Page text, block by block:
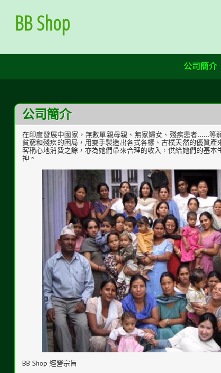
ContentBB Shop
公司簡介
公司簡介
在印度發展中國家，無數單親母親、無家婦女、殘疾患者……等
貧窮和殘疾的困局，用雙手製造出各式各樣、古樸天然的優質
客稱心地消費之餘，亦為她們帶來合理的收入，供給她們的基
神。
BB Shop 經營宗旨